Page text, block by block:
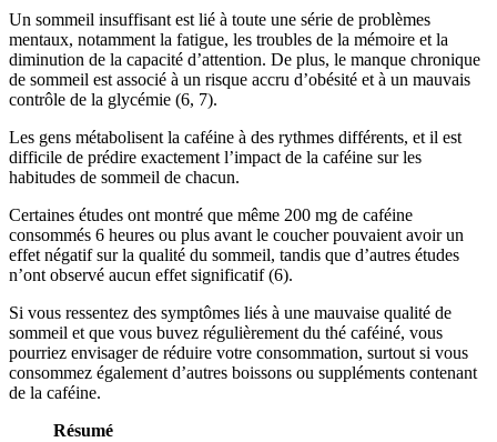
Un sommeil insuffisant est lié à toute une série de problèmes
mentaux, notamment la fatigue, les troubles de la mémoire et la
diminution de la capacité d’attention. De plus, le manque chronique
de sommeil est associé à un risque accru d’obésité et à un mauvais
contrôle de la glycémie (6, 7).
Les gens métabolisent la caféine à des rythmes différents, et il est
difficile de prédire exactement l’impact de la caféine sur les
habitudes de sommeil de chacun.
Certaines études ont montré que même 200 mg de caféine
consommés 6 heures ou plus avant le coucher pouvaient avoir un
effet négatif sur la qualité du sommeil, tandis que d’autres études
n’ont observé aucun effet significatif (6).
Si vous ressentez des symptômes liés à une mauvaise qualité de
sommeil et que vous buvez régulièrement du thé caféiné, vous
pourriez envisager de réduire votre consommation, surtout si vous
consommez également d’autres boissons ou suppléments contenant
de la caféine.
Résumé